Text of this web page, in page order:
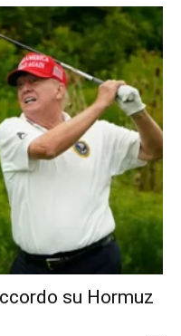
su Hormuz